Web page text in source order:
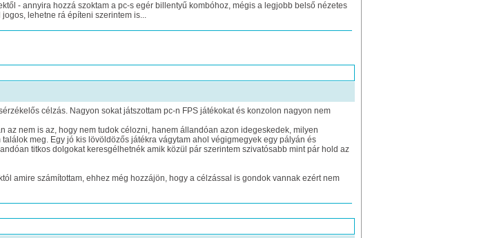
- annyira hozzá szoktam a pc-s egér billentyű kombóhoz, mégis a legjobb belső nézetes
lehetne rá építeni szerintem is...
célzás. Nagyon sokat játszottam pc-n FPS játékokat és konzolon nagyon nem
az nem is az, hogy nem tudok célozni, hanem állandóan azon idegeskedek, milyen
meg. Egy jó kis lövöldözős játékra vágytam ahol végigmegyek egy pályán és
titkos dolgokat keresgélhetnék amik közül pár szerintem szivatósabb mint pár hold az
amire számítottam, ehhez még hozzájön, hogy a célzással is gondok vannak ezért nem